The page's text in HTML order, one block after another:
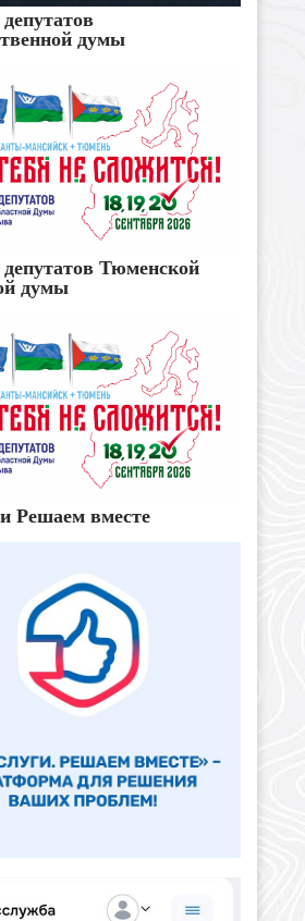
думы
Тюменской
думы
Решаем вместе